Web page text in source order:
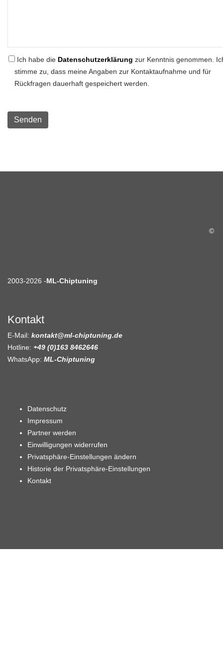
Ich habe die Datenschutzerklärung zur Kenntnis genommen.
stimme zu, dass meine Angaben zur Kontaktaufnahme und für
Rückfragen dauerhaft gespeichert werden.
©
2003-2026 -ML-Chiptuning
Kontakt
E-Mail: kontakt@ml-chiptuning.de
Hotline: +49 (0)163 8462646
WhatsApp: ML-Chiptuning
Datenschutz
Impressum
Partner werden
Einwilligungen widerrufen
Privatsphäre-Einstellungen ändern
Historie der Privatsphäre-Einstellungen
Kontakt